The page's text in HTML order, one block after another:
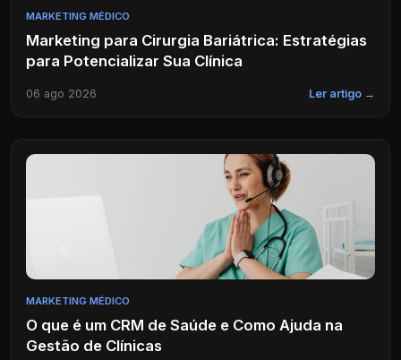
MARKETING MÉDICO
Marketing para Cirurgia Bariátrica: Estratégias
para Potencializar Sua Clínica
06 ago 2026 Ler artigo →
MARKETING MÉDICO
O que é um CRM de Saúde e Como Ajuda na
Gestão de Clínicas